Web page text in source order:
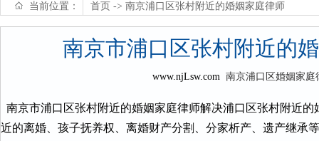
当前位置： 首页 -> 南京浦口区张村附近的婚姻家庭律师
南京市浦口区张村附近的
www.njLsw.com南京浦口区婚姻家庭
南京市浦口区张村附近的婚姻家庭律师解决浦口区张村附近
近的离婚、孩子抚养权、离婚财产分割、分家析产、遗产继承